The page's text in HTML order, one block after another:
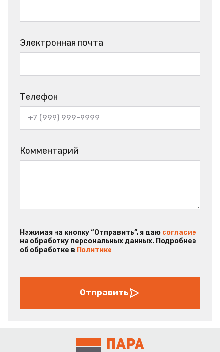
Электронная почта
Телефон
Комментарий
Нажимая на кнопку “Отправить”, я даю согласие
на обработку персональных данных. Подробнее
об обработке в Политике
Отправить